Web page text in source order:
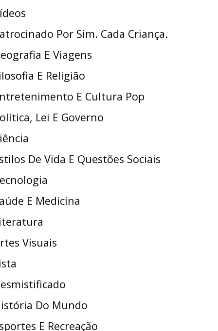
Por Sim. Cada Criança.
E Viagens
E Religião
E Cultura Pop
Lei E Governo
De Vida E Questões Sociais
E Medicina
Visuais
Do Mundo
E Recreação